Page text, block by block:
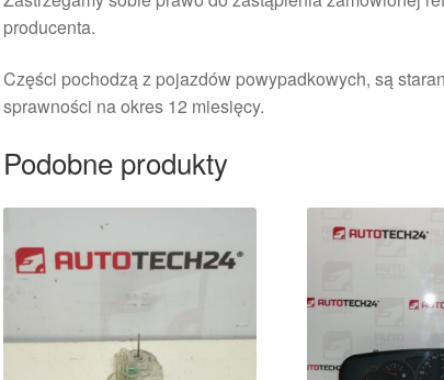
producenta.
Części pochodzą z pojazdów powypadkowych, są
sprawności na okres 12 miesięcy.
Podobne produkty